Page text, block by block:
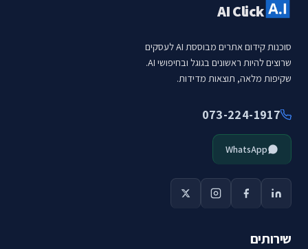
AI Click
סוכנות קידום אתרים מבוססת AI לעסקים
שרוצים להיות ראשונים בגוגל ובחיפושי AI.
שקיפות מלאה, תוצאות מדידות.
073-224-1917
WhatsApp
שירותים